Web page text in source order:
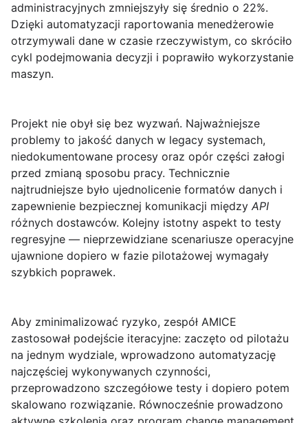
administracyjnych zmniejszyły się średnio o 22%.
Dzięki automatyzacji raportowania menedżerowie
otrzymywali dane w czasie rzeczywistym, co skróciło
cykl podejmowania decyzji i poprawiło wykorzystanie
maszyn.
Projekt nie obył się bez wyzwań. Najważniejsze
problemy to jakość danych w legacy systemach,
niedokumentowane procesy oraz opór części załogi
przed zmianą sposobu pracy. Technicznie
najtrudniejsze było ujednolicenie formatów danych i
zapewnienie bezpiecznej komunikacji między API
różnych dostawców. Kolejny istotny aspekt to testy
regresyjne — nieprzewidziane scenariusze operacyjne
ujawnione dopiero w fazie pilotażowej wymagały
szybkich poprawek.
Aby zminimalizować ryzyko, zespół AMICE
zastosował podejście iteracyjne: zaczęto od pilotażu
na jednym wydziale, wprowadzono automatyzację
najczęściej wykonywanych czynności,
przeprowadzono szczegółowe testy i dopiero potem
skalowano rozwiązanie. Równocześnie prowadzono